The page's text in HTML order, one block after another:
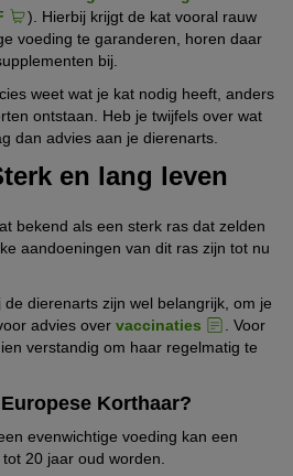
). Hierbij krijgt de kat vooral rauw
voeding te garanderen, horen daar
bij.
weet wat je kat nodig heeft, anders
ontstaan. Heb je twijfels over wat
dan advies aan je dierenarts.
en lang leven
bekend als een sterk ras dat zelden
aandoeningen van dit ras zijn tot nu
dierenarts zijn wel belangrijk, om je
advies over vaccinaties
. Voor
verstandig om haar regelmatig te
Korthaar?
evenwichtige voeding kan een
20 jaar oud worden.